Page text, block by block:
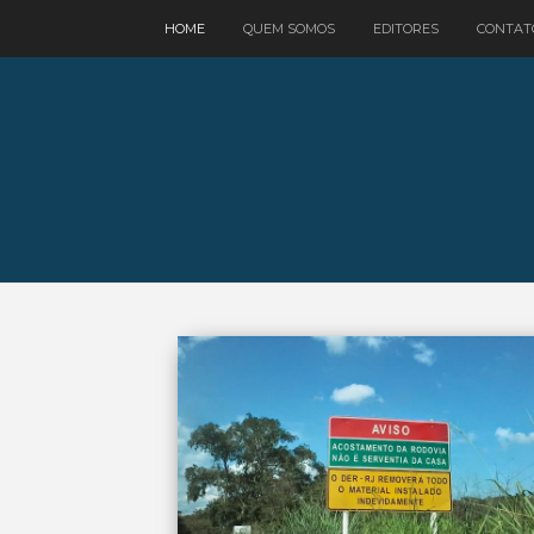
HOME QUEM SOMOS EDITORES